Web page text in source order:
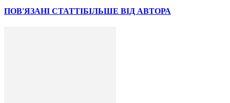
ПОВ'ЯЗАНІ СТАТТІБІЛЬШЕ ВІД АВТОРА